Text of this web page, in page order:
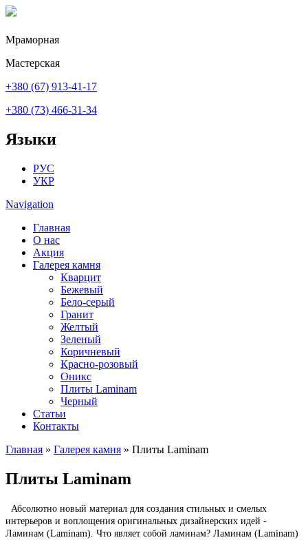
Перейти к основному содержанию
Мраморная
Мастерская
+380 (67) 913-41-17
+380 (73) 466-31-34
Языки
РУС
УКР
Navigation
Главная
О нас
Акция
Галерея камня
Кварцит
Бежевый
Бело-серый
Гранит
Желтый
Зеленый
Коричневый
Красно-розовый
Оникс
Плиты Laminam
Черный
Статьи
Контакты
Главная » Галерея камня » Плиты Laminam
Плиты Laminam
Абсолютно новый материал для создания стильных и смелых
интерьеров и воплощения оригинальных дизайнерских идей -
Ламинам (Laminam). Что являет собой ламинам? Ламинам (Laminam)